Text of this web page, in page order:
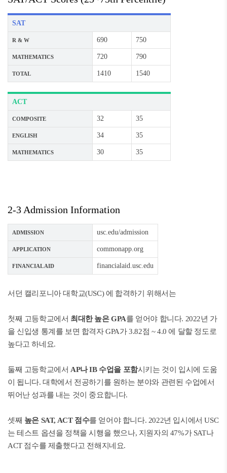
SAT
R & W 690 750
MATHEMATICS 720 790
TOTAL 1410 1540
ACT
COMPOSITE 32 35
ENGLISH 34 35
MATHEMATICS 30 35
2-3 Admission Information
ADMISSION usc.edu/admission
APPLICATION commonapp.org
FINANCIAL AID financialaid.usc.edu
서던 캘리포니아 대학교(USC) 에 합격하기 위해서는
첫째 고등학교에서 최대한 높은 GPA를 얻어야 합니다. 2022년 가
을 신입생 통계를 보면 합격자 GPA가 3.82점 ~ 4.0 에 달할 정도로
높다고 하네요.
둘째 고등학교에서 AP나 IB 수업을 포함시키는 것이 입시에 도움
이 됩니다. 대학에서 전공하기를 원하는 분야와 관련된 수업에서
뛰어난 성과를 내는 것이 중요합니다.
셋째 높은 SAT, ACT 점수를 얻어야 합니다. 2022년 입시에서 USC
는 테스트 옵션을 정책을 시행을 했으나, 지원자의 47%가 SAT나
ACT 점수를 제출했다고 전해지네요.